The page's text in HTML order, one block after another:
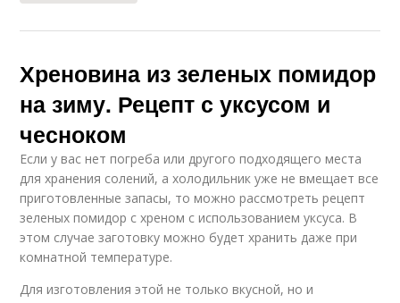
Хреновина из зеленых помидор
на зиму. Рецепт с уксусом и
чесноком
Если у вас нет погреба или другого подходящего места
для хранения солений, а холодильник уже не вмещает все
приготовленные запасы, то можно рассмотреть рецепт
зеленых помидор с хреном с использованием уксуса. В
этом случае заготовку можно будет хранить даже при
комнатной температуре.
Для изготовления этой не только вкусной, но и